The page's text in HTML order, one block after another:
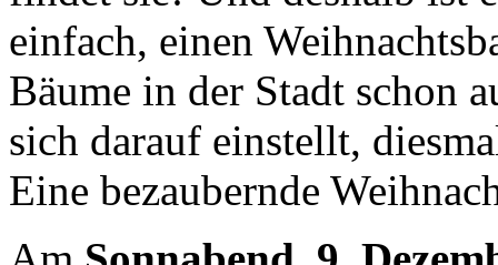
einfach, einen
Bäume in der Stadt schon
sich darauf einstellt,
Eine bezaubernde